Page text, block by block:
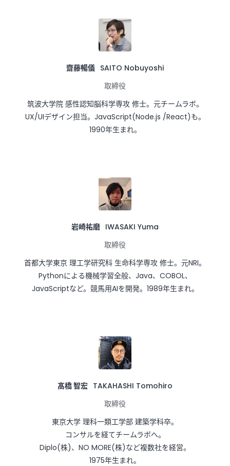
齋藤暢儀 SAITO Nobuyoshi
取締役
筑波大学院 感性認知脳科学専攻 修士。元チームラボ。
UX/UIデザイン担当。JavaScript(Node.js /React)も。
1990年生まれ。
岩崎祐磨 IWASAKI Yuma
取締役
首都大学東京 理工学研究科 生命科学専攻 修士。元NRI。
Pythonによる機械学習全般、Java、COBOL、
JavaScriptなど。競馬用AIを開発。1989年生まれ。
髙橋 智宏 TAKAHASHI Tomohiro
取締役
東京大学 理科一類工学部 建築学科卒。
コンサルを経てチームラボへ。
Diplo(株)、NO MORE(株)など複数社を経営。
1975年生まれ。